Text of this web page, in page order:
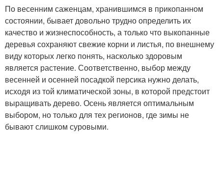
По весенним саженцам, хранившимся в прикопанном
состоянии, бывает довольно трудно определить их
качество и жизнеспособность, а только что выкопанные
деревья сохраняют свежие корни и листья, по внешнему
виду которых легко понять, насколько здоровым
является растение. Соответственно, выбор между
весенней и осенней посадкой персика нужно делать,
исходя из той климатической зоны, в которой предстоит
выращивать дерево. Осень является оптимальным
выбором, но только для тех регионов, где зимы не
бывают слишком суровыми.